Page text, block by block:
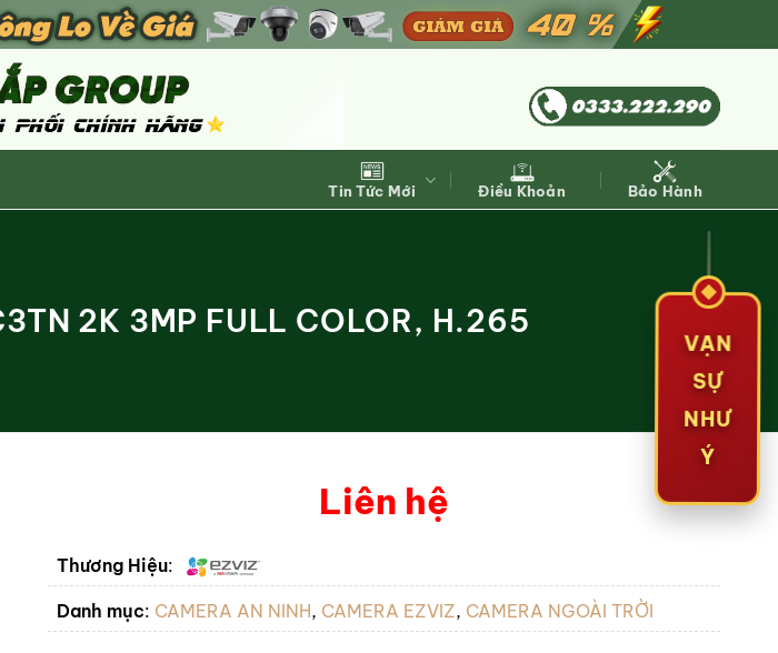
Tin Tức Mới Điều Khoản Bảo Hành
2K 3MP FULL COLOR, H.265
Liên hệ
Thương Hiệu:
Danh mục: CAMERA AN NINH, CAMERA EZVIZ, CAMERA NGOÀI TRỜI
VẠN
SỰ
NHƯ
Ý